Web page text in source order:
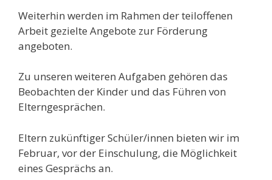
Weiterhin werden im Rahmen der teiloffenen
Arbeit gezielte Angebote zur Förderung
angeboten.
Zu unseren weiteren Aufgaben gehören das
Beobachten der Kinder und das Führen von
Elterngesprächen.
Eltern zukünftiger Schüler/innen bieten wir im
Februar, vor der Einschulung, die Möglichkeit
eines Gesprächs an.